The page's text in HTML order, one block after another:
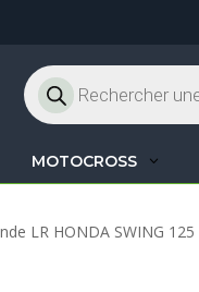
Recherche
de
produits
MOTOCROSS
LR HONDA SWING 125